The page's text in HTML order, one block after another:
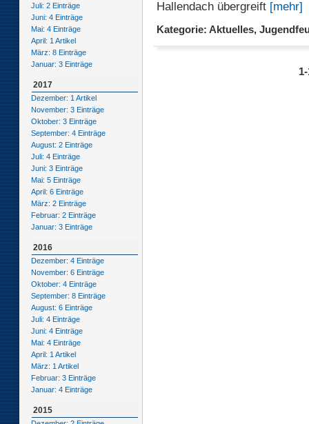
Juli: 2 Einträge
Juni: 4 Einträge
Mai: 4 Einträge
April: 1 Artikel
März: 8 Einträge
Januar: 3 Einträge
2017
Dezember: 1 Artikel
November: 3 Einträge
Oktober: 3 Einträge
September: 4 Einträge
August: 2 Einträge
Juli: 4 Einträge
Juni: 3 Einträge
Mai: 5 Einträge
April: 6 Einträge
März: 2 Einträge
Februar: 2 Einträge
Januar: 3 Einträge
2016
Dezember: 4 Einträge
November: 6 Einträge
Oktober: 4 Einträge
September: 8 Einträge
August: 6 Einträge
Juli: 4 Einträge
Juni: 4 Einträge
Mai: 4 Einträge
April: 1 Artikel
März: 1 Artikel
Februar: 3 Einträge
Januar: 4 Einträge
2015
Hallendach übergreift [mehr]
Kategorie: Aktuelles,